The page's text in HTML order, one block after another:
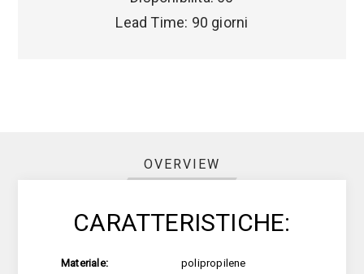
Lead Time: 90 giorni
OVERVIEW
CARATTERISTICHE:
Materiale:
polipropilene